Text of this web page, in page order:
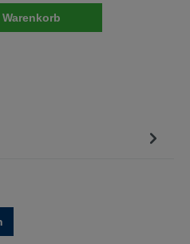
den gewünschten